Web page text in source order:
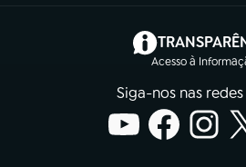
Acesso à
(abre
Siga-nos nas